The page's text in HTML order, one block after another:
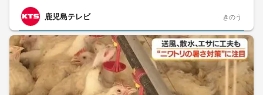
鹿児島テレビ きのう